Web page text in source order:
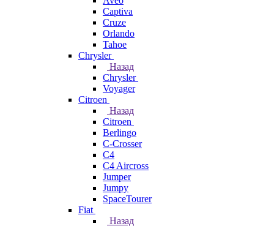
Captiva
Cruze
Orlando
Tahoe
Chrysler
Назад
Chrysler
Voyager
Citroen
Назад
Citroen
Berlingo
C-Crosser
C4
C4 Aircross
Jumper
Jumpy
SpaceTourer
Fiat
Назад